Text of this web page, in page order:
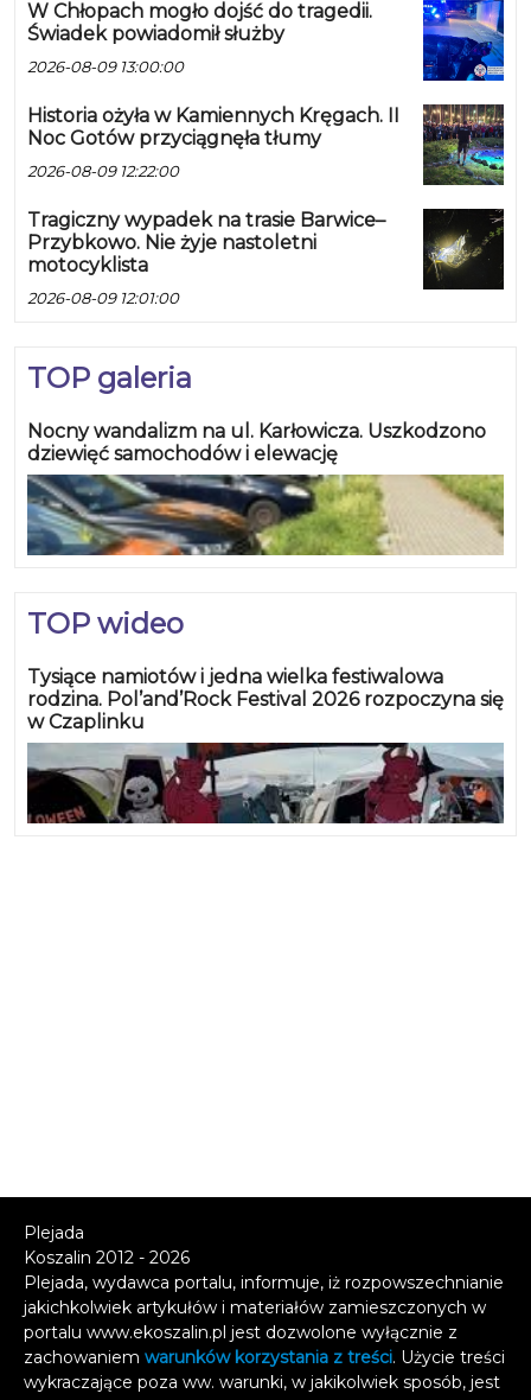
W Chłopach mogło dojść do tragedii.
Świadek powiadomił służby
2026-08-09 13:00:00
Historia ożyła w Kamiennych Kręgach. II
Noc Gotów przyciągnęła tłumy
2026-08-09 12:22:00
Tragiczny wypadek na trasie Barwice–
Przybkowo. Nie żyje nastoletni
motocyklista
2026-08-09 12:01:00
TOP galeria
Nocny wandalizm na ul. Karłowicza. Uszkodzono
dziewięć samochodów i elewację
TOP wideo
Tysiące namiotów i jedna wielka festiwalowa
rodzina. Pol’and’Rock Festival 2026 rozpoczyna się
w Czaplinku
Plejada
Koszalin 2012 - 2026
Plejada, wydawca portalu, informuje, iż rozpowszechnianie
jakichkolwiek artykułów i materiałów zamieszczonych w
portalu www.ekoszalin.pl jest dozwolone wyłącznie z
zachowaniem warunków korzystania z treści. Użycie treści
wykraczające poza ww. warunki, w jakikolwiek sposób, jest